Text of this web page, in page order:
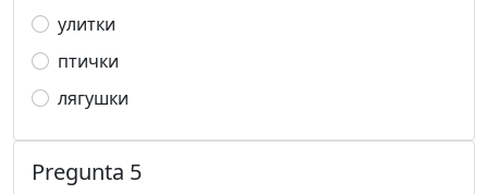
улитки
птички
лягушки
Pregunta 5